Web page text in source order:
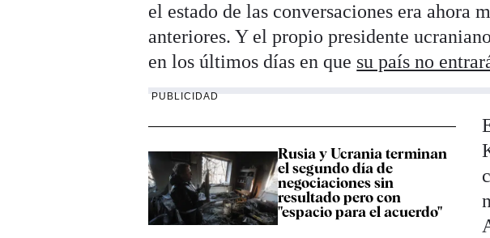
el estado de las conversaciones era ahora
anteriores. Y el propio presidente
en los últimos días en que su país no
PUBLICIDAD
Rusia y Ucrania terminan
el segundo día de
negociaciones sin
resultado pero con
"espacio para el acuerdo"